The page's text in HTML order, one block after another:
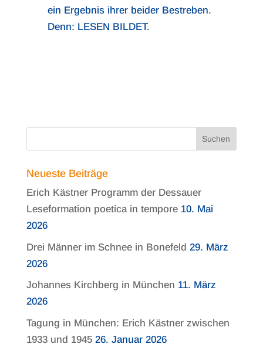
ein Ergebnis ihrer beider Bestreben.
Denn: LESEN BILDET.
Neueste Beiträge
Erich Kästner Programm der Dessauer
Leseformation poetica in tempore 10. Mai
2026
Drei Männer im Schnee in Bonefeld 29. März
2026
Johannes Kirchberg in München 11. März
2026
Tagung in München: Erich Kästner zwischen
1933 und 1945 26. Januar 2026